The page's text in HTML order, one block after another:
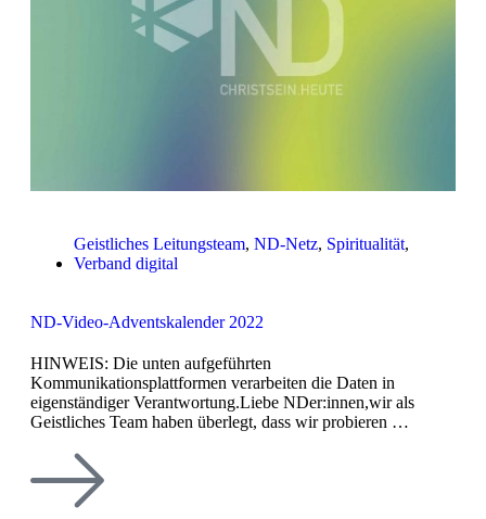
Geistliches Leitungsteam, ND-Netz, Spiritualität,
Verband digital
ND-Video-Adventskalender 2022
HINWEIS: Die unten aufgeführten
Kommunikationsplattformen verarbeiten die Daten in
eigenständiger Verantwortung.Liebe NDer:innen,wir als
Geistliches Team haben überlegt, dass wir probieren …